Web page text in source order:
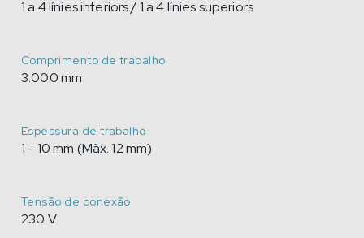
1 a 4 línies inferiors / 1 a 4 línies superiors
Comprimento de trabalho
3.000 mm
Espessura de trabalho
1 - 10 mm (Màx. 12 mm)
Tensão de conexão
230 V